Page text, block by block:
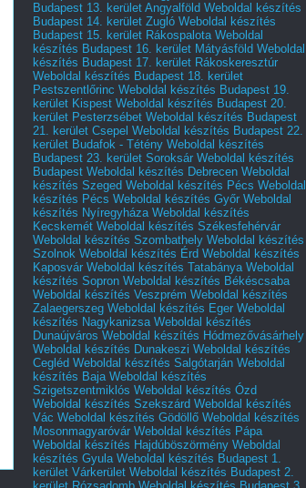
Budapest 13. kerület Angyalföld Weboldal készítés
Budapest 14. kerület Zugló Weboldal készítés
Budapest 15. kerület Rákospalota Weboldal
készítés Budapest 16. kerület Mátyásföld Weboldal
készítés Budapest 17. kerület Rákoskeresztúr
Weboldal készítés Budapest 18. kerület
Pestszentlőrinc Weboldal készítés Budapest 19.
kerület Kispest Weboldal készítés Budapest 20.
kerület Pesterzsébet Weboldal készítés Budapest
21. kerület Csepel Weboldal készítés Budapest 22.
kerület Budafok - Tétény Weboldal készítés
Budapest 23. kerület Soroksár Weboldal készítés
Budapest Weboldal készítés Debrecen Weboldal
készítés Szeged Weboldal készítés Pécs Weboldal
készítés Pécs Weboldal készítés Győr Weboldal
készítés Nyíregyháza Weboldal készítés
Kecskemét Weboldal készítés Székesfehérvár
Weboldal készítés Szombathely Weboldal készítés
Szolnok Weboldal készítés Érd Weboldal készítés
Kaposvár Weboldal készítés Tatabánya Weboldal
készítés Sopron Weboldal készítés Békéscsaba
Weboldal készítés Veszprém Weboldal készítés
Zalaegerszeg Weboldal készítés Eger Weboldal
készítés Nagykanizsa Weboldal készítés
Dunaújváros Weboldal készítés Hódmezővásárhely
Weboldal készítés Dunakeszi Weboldal készítés
Cegléd Weboldal készítés Salgótarján Weboldal
készítés Baja Weboldal készítés
Szigetszentmiklós Weboldal készítés Ózd
Weboldal készítés Szekszárd Weboldal készítés
Vác Weboldal készítés Gödöllő Weboldal készítés
Mosonmagyaróvár Weboldal készítés Pápa
Weboldal készítés Hajdúböszörmény Weboldal
készítés Gyula Weboldal készítés Budapest 1.
kerület Várkerület Weboldal készítés Budapest 2.
kerület Rózsadomb Weboldal készítés Budapest 3.